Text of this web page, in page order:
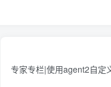
专家专栏|使用agent2自定